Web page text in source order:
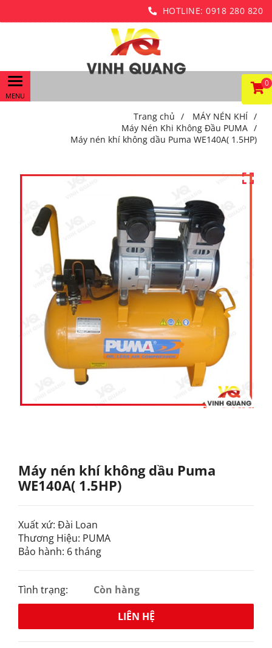
HOTLINE: 0918 280 820
0
Trang chủ / MÁY NÉN KHÍ /
Máy Nén Khi Không Đầu PUMA /
Máy nén khí không dầu Puma WE140A( 1.5HP)
Máy nén khí không dầu Puma
WE140A( 1.5HP)
Xuất xứ: Đài Loan
Thương Hiệu: PUMA
Bảo hành: 6 tháng
Tình trạng:
Còn hàng
LIÊN HỆ